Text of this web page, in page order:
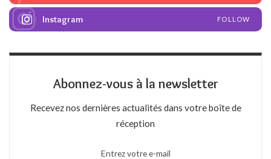
Instagram FOLLOW
Abonnez-vous à la newsletter
Recevez nos dernières actualités dans votre boîte de
réception